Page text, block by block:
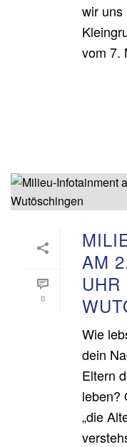
wir uns
vom 7.
0
AM
UHR
Wie
dein
Eltern
leben?
„die